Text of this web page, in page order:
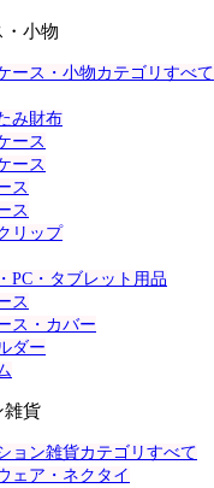
・小物
ース・小物カテゴリすべて
み財布
ース
ース
ス
ス
リップ
PC・タブレット用品
ス
ス・カバー
ダー
雑貨
ョン雑貨カテゴリすべて
ェア・ネクタイ